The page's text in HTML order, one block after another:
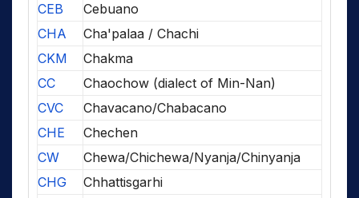
CEB
Cebuano
CHA
Cha'palaa / Chachi
CKM
Chakma
CC
Chaochow (dialect of Min-Nan)
CVC
Chavacano/Chabacano
CHE
Chechen
CW
Chewa/Chichewa/Nyanja/Chinyanja
CHG
Chhattisgarhi